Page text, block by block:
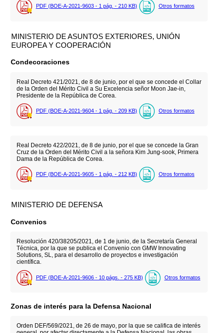
PDF (BOE-A-2021-9603 - 1 pág. - 210 KB) Otros formatos
MINISTERIO DE ASUNTOS EXTERIORES, UNIÓN
EUROPEA Y COOPERACIÓN
Condecoraciones
Real Decreto 421/2021, de 8 de junio, por el que se concede el Collar
de la Orden del Mérito Civil a Su Excelencia señor Moon Jae-in,
Presidente de la República de Corea.
PDF (BOE-A-2021-9604 - 1 pág. - 209 KB) Otros formatos
Real Decreto 422/2021, de 8 de junio, por el que se concede la Gran
Cruz de la Orden del Mérito Civil a la señora Kim Jung-sook, Primera
Dama de la República de Corea.
PDF (BOE-A-2021-9605 - 1 pág. - 212 KB) Otros formatos
MINISTERIO DE DEFENSA
Convenios
Resolución 420/38205/2021, de 1 de junio, de la Secretaría General
Técnica, por la que se publica el Convenio con GMW Innovating
Solutions, SL, para el desarrollo de proyectos e investigación
científica.
PDF (BOE-A-2021-9606 - 10 págs. - 275 KB) Otros formatos
Zonas de interés para la Defensa Nacional
Orden DEF/569/2021, de 26 de mayo, por la que se califica de interés